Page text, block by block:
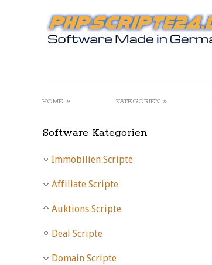
HOME » KATEGORIEN »
Software Kategorien
Immobilien Scripte
Affiliate Scripte
Auktions Scripte
Deal Scripte
Domain Scripte